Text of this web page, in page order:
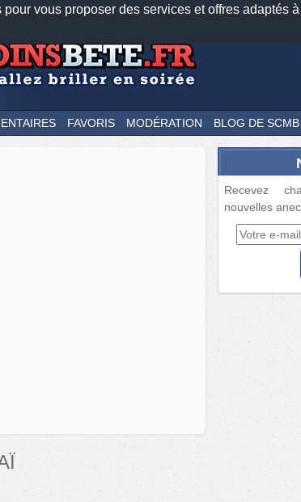
vous proposer des services et offres adaptés
mobiles Newsletter Facebook
TwitterFeeds18881
FAVORIS MODÉRATION BLOG DE SCMB
Recevez
nouvelles